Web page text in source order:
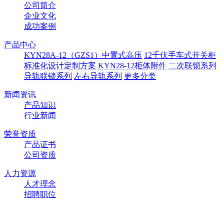
公司简介
企业文化
成功案例
产品中心
KYN28A-12（GZS1）中置式高压 12千伏手车式开关柜
标准化设计定制方案 KYN28-12柜体附件 二次联锁系列
导轨联锁系列 左右导轨系列 更多分类
新闻资讯
产品知识
行业新闻
荣誉资质
产品证书
公司资质
人力资源
人才理念
招聘职位